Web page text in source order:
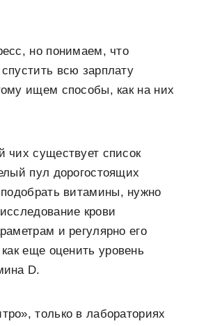
но понимаем, что
всю зарплату
ищем способы, как на них
чих существует список
пул дорогостоящих
витамины, нужно
крови
и регулярно его
еще оценить уровень
D.
только в лабораториях